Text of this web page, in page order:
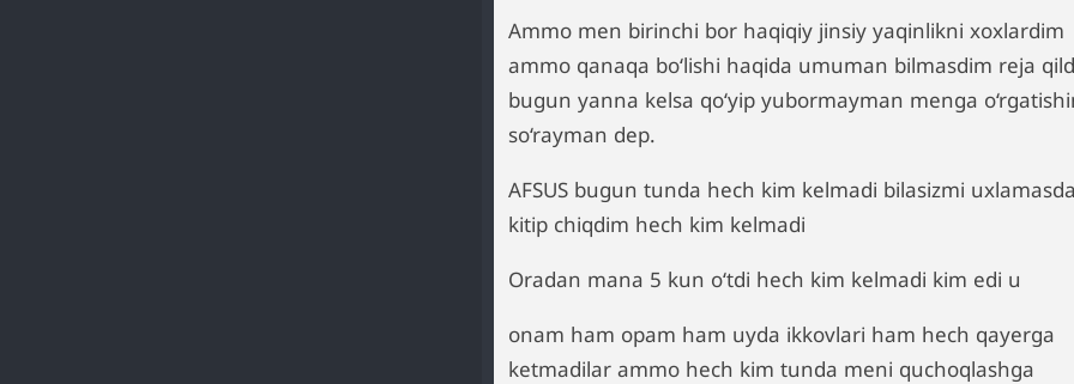
Ammo men birinchi bor haqiqiy jinsiy yaqinlikni xoxlardim
ammo qanaqa bo‘lishi haqida umuman bilmasdim reja
bugun yanna kelsa qo‘yip yubormayman menga
so‘rayman dep.
AFSUS bugun tunda hech kim kelmadi bilasizmi
kitip chiqdim hech kim kelmadi
Oradan mana 5 kun o‘tdi hech kim kelmadi kim edi u
onam ham opam ham uyda ikkovlari ham hech qayerga
ketmadilar ammo hech kim tunda meni quchoqlashga